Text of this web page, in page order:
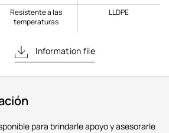
Resistente a las
temperaturas
LLDPE
Information file
para brindarle apoyo y asesorarle